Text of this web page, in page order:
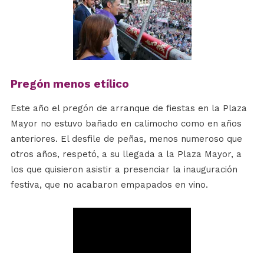
Pregón menos etílico
Este año el pregón de arranque de fiestas en la Plaza
Mayor no estuvo bañado en calimocho como en años
anteriores. El desfile de peñas, menos numeroso que
otros años, respetó, a su llegada a la Plaza Mayor, a
los que quisieron asistir a presenciar la inauguración
festiva, que no acabaron empapados en vino.